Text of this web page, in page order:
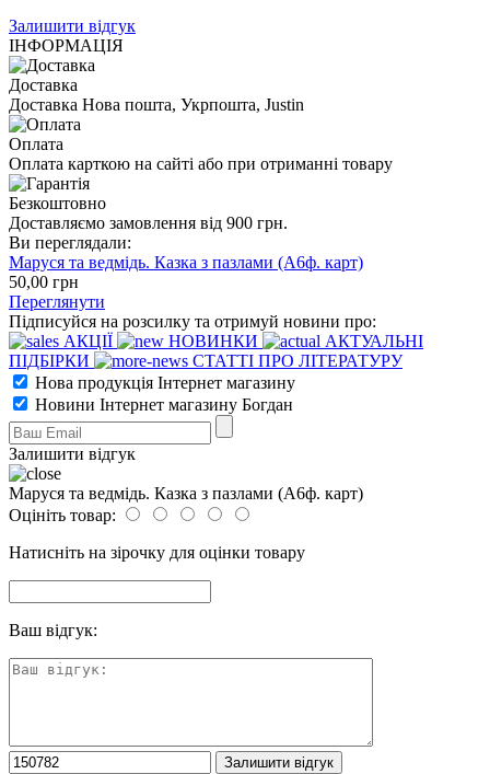
Залишити відгук
ІНФОРМАЦІЯ
Доставка
Доставка Нова пошта, Укрпошта, Justin
Оплата
Оплата карткою на сайті або при отриманні товару
Безкоштовно
Доставляємо замовлення від 900 грн.
Ви переглядали:
Маруся та ведмідь. Казка з пазлами (А6ф. карт)
50,00 грн
Переглянути
Підписуйся на розсилку та отримуй новини про:
АКЦІЇ
НОВИНКИ
АКТУАЛЬНІ
ПІДБІРКИ
СТАТТІ ПРО ЛІТЕРАТУРУ
Нова продукція Інтернет магазину
Новини Інтернет магазину Богдан
Залишити відгук
Маруся та ведмідь. Казка з пазлами (А6ф. карт)
Оцініть товар:
Натисніть на зірочку для оцінки товару
Ваш відгук: